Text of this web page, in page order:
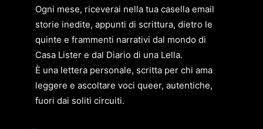
Ogni mese, riceverai nella tua casella email
storie inedite, appunti di scrittura, dietro le
quinte e frammenti narrativi dal mondo di
Casa Lister e dal Diario di una Lella.
È una lettera personale, scritta per chi ama
leggere e ascoltare voci queer, autentiche,
fuori dai soliti circuiti.